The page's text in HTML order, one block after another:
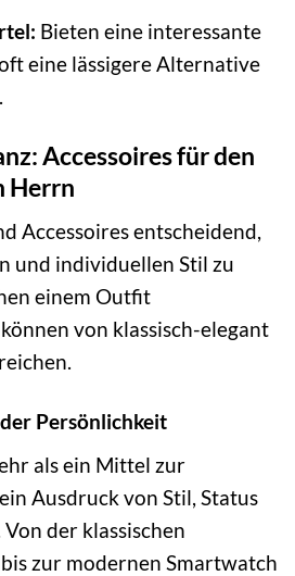
Bieten eine interessante
eine lässigere Alternative
Accessoires für den
Herrn
Accessoires entscheidend,
und individuellen Stil zu
einem Outfit
von klassisch-elegant
Persönlichkeit
als ein Mittel zur
Ausdruck von Stil, Status
der klassischen
zur modernen Smartwatch